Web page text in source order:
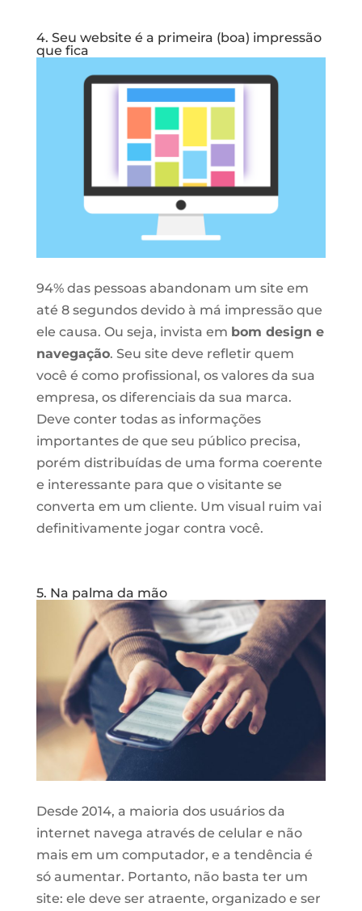
4. Seu website é a primeira (boa) impressão
que fica
94% das pessoas abandonam um site em
até 8 segundos devido à má impressão que
ele causa. Ou seja, invista em bom design e
navegação. Seu site deve refletir quem
você é como profissional, os valores da sua
empresa, os diferenciais da sua marca.
Deve conter todas as informações
importantes de que seu público precisa,
porém distribuídas de uma forma coerente
e interessante para que o visitante se
converta em um cliente. Um visual ruim vai
definitivamente jogar contra você.
5. Na palma da mão
Desde 2014, a maioria dos usuários da
internet navega através de celular e não
mais em um computador, e a tendência é
só aumentar. Portanto, não basta ter um
site: ele deve ser atraente, organizado e ser